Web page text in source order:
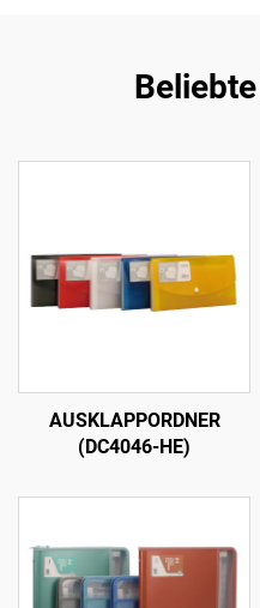
AUSKLAPPORDNER
(DC4046-HE)